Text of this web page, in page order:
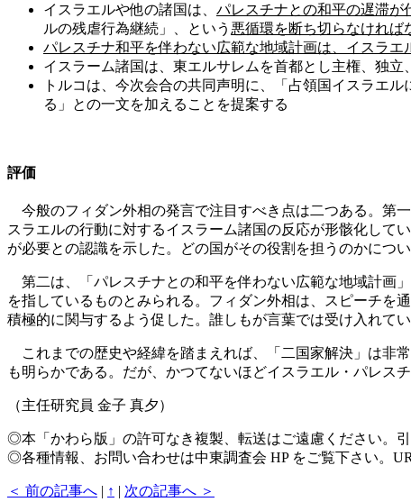
イスラエルや他の諸国は、 パレスチナとの和平の遅滞が
ルの残虐行為継続」、という 悪循環を断ち切らなければ
パレスチナ和平を伴わない広範な地域計画は、イスラ
イスラーム諸国は、東エルサレムを首都とし主権、独
トルコは、今次会合の共同声明に、「占領国イスラエ
る」との一文を加えることを提案する
評価
今般のフィダン外相の発言で注目すべき点は二つある。第
スラエルの行動に対するイスラーム諸国の反応が形骸化して
が必要との認識を示した。どの国がその役割を担うのかにつ
第二は、「パレスチナとの和平を伴わない広範な地域計画
を指しているものとみられる。フィダン外相は、スピーチを
積極的に関与するよう促した。誰しもが言葉では受け入れて
これまでの歴史や経緯を踏まえれば、「二国家解決」は非
も明らかである。だが、かつてないほどイスラエル・パレス
（主任研究員 金子 真夕）
◎本「かわら版」の許可なき複製、転送はご遠慮ください。
◎各種情報、お問い合わせは中東調査会 HP をご覧下さい。
＜ 前の記事へ | ↑ | 次の記事へ ＞